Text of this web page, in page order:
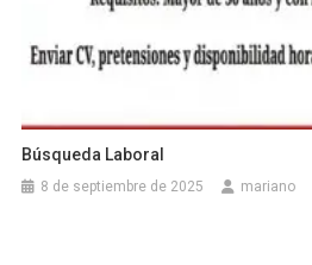
Búsqueda Laboral
8 de septiembre de 2025 mariano